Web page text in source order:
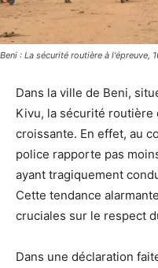
Beni : La sécurité routière à l'épreuve,
Dans la ville de Beni,
Kivu, la sécurité
croissante. En effet, au
police rapporte pas
ayant tragiquement
Cette tendance
cruciales sur le respect
Dans une déclaration